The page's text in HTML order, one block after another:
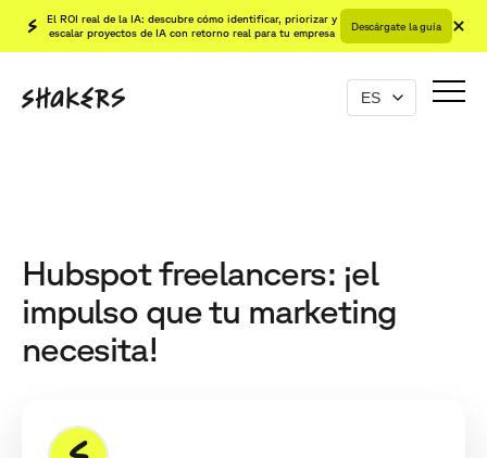
El ROI real de la IA: descubre cómo identificar, priorizar y
escalar proyectos de IA con retorno real para tu empresa
Descárgate la guía
Hubspot freelancers: ¡el
impulso que tu marketing
necesita!